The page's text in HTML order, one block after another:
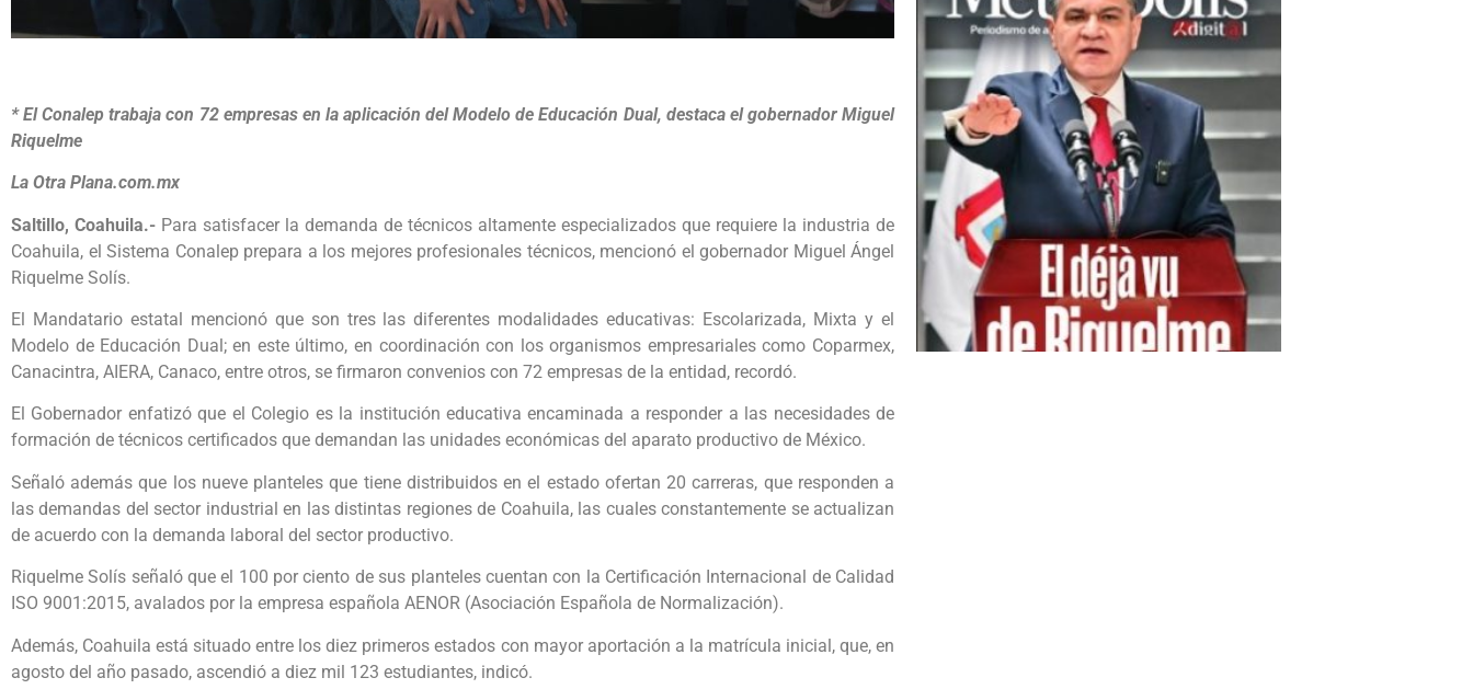
* El Conalep trabaja con 72 empresas en la aplicación del Modelo de Educación Dual, destaca el gobernador Miguel
Riquelme
La Otra Plana.com.mx
Saltillo, Coahuila.- Para satisfacer la demanda de técnicos altamente especializados que requiere la industria de
Coahuila, el Sistema Conalep prepara a los mejores profesionales técnicos, mencionó el gobernador Miguel Ángel
Riquelme Solís.
El Mandatario estatal mencionó que son tres las diferentes modalidades educativas: Escolarizada, Mixta y el
Modelo de Educación Dual; en este último, en coordinación con los organismos empresariales como Coparmex,
Canacintra, AIERA, Canaco, entre otros, se firmaron convenios con 72 empresas de la entidad, recordó.
El Gobernador enfatizó que el Colegio es la institución educativa encaminada a responder a las necesidades de
formación de técnicos certificados que demandan las unidades económicas del aparato productivo de México.
Señaló además que los nueve planteles que tiene distribuidos en el estado ofertan 20 carreras, que responden a
las demandas del sector industrial en las distintas regiones de Coahuila, las cuales constantemente se actualizan
de acuerdo con la demanda laboral del sector productivo.
Riquelme Solís señaló que el 100 por ciento de sus planteles cuentan con la Certificación Internacional de Calidad
ISO 9001:2015, avalados por la empresa española AENOR (Asociación Española de Normalización).
Además, Coahuila está situado entre los diez primeros estados con mayor aportación a la matrícula inicial, que, en
agosto del año pasado, ascendió a diez mil 123 estudiantes, indicó.